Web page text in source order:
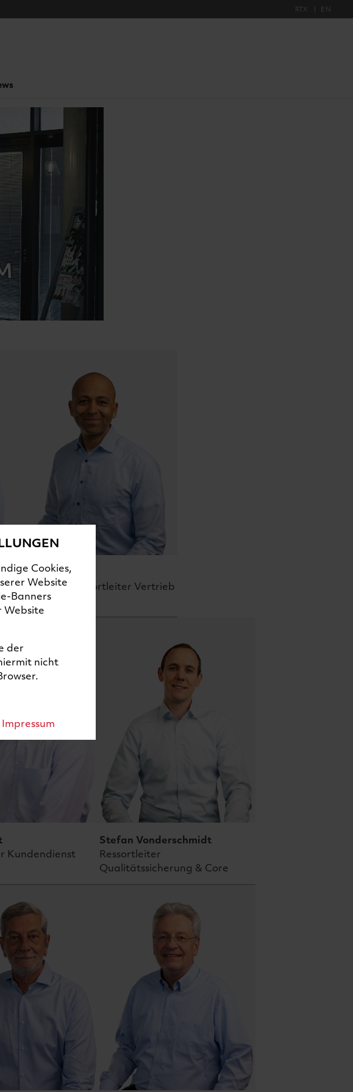
RTX EN
SteveAdeyefa
Prokurist, Ressortleiter Vertrieb
& Programme
Kundendienst
Stefan Vonderschmidt
Ressortleiter
Qualitätssicherung & Core
Cookies,
Website
Banners
Website
der
nicht
Impressum